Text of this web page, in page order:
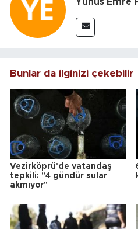
Bunlar da ilginizi çekebilir
Vezirköprü'de vatandaş
tepkili: "4 gündür sular
akmıyor"